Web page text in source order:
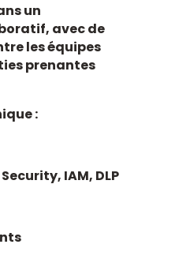
un
avec de
les équipes
prenantes
:
IAM, DLP